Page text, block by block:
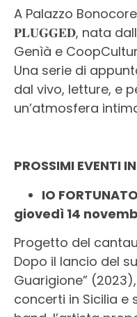
A Palazzo
𝐏𝐋𝐔𝐆𝐆𝐄𝐃, nata
Genìà e
Una serie di
dal vivo, letture, e
un’atmosfera
PROSSIMI EVENTI
IO FORTUNATO
giovedì 14
Progetto del
Dopo il lancio del
Guarigione”
concerti in Sicilia